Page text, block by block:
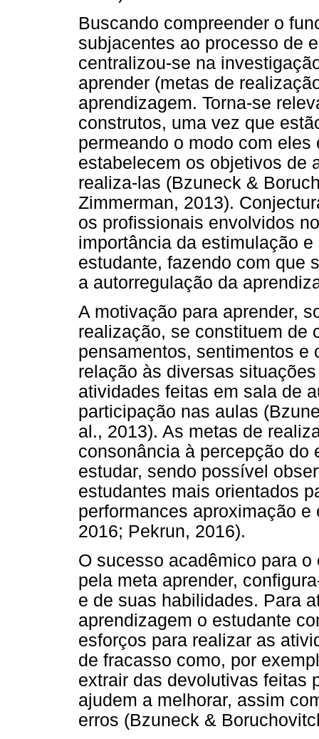
Buscando compreender o
subjacentes ao processo de
centralizou-se na
aprender (metas de
aprendizagem. Torna-se
construtos, uma vez que
permeando o modo com
estabelecem os objetivos de
realiza-las (Bzuneck &
Zimmerman, 2013).
os profissionais envolvidos
importância da estimulação
estudante, fazendo com que
a autorregulação da
A motivação para aprender,
realização, se constituem de
pensamentos, sentimentos e
relação às diversas
atividades feitas em sala de
participação nas aulas
al., 2013). As metas de
consonância à percepção do
estudar, sendo possível
estudantes mais orientados
performances aproximação
2016; Pekrun, 2016).
O sucesso acadêmico para
pela meta aprender,
e de suas habilidades. Para
aprendizagem o estudante
esforços para realizar as
de fracasso como, por
extrair das devolutivas feitas
ajudem a melhorar, assim
erros (Bzuneck &